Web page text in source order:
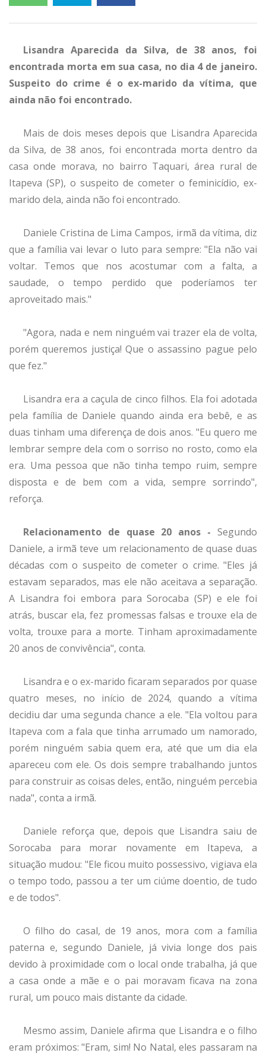
Lisandra Aparecida da Silva, de 38 anos, foi
encontrada morta em sua casa, no dia 4 de janeiro.
Suspeito do crime é o ex-marido da vítima, que
ainda não foi encontrado.
Mais de dois meses depois que Lisandra Aparecida
da Silva, de 38 anos, foi encontrada morta dentro da
casa onde morava, no bairro Taquari, área rural de
Itapeva (SP), o suspeito de cometer o feminicídio, ex-
marido dela, ainda não foi encontrado.
Daniele Cristina de Lima Campos, irmã da vítima, diz
que a família vai levar o luto para sempre: "Ela não vai
voltar. Temos que nos acostumar com a falta, a
saudade, o tempo perdido que poderíamos ter
aproveitado mais."
"Agora, nada e nem ninguém vai trazer ela de volta,
porém queremos justiça! Que o assassino pague pelo
que fez."
Lisandra era a caçula de cinco filhos. Ela foi adotada
pela família de Daniele quando ainda era bebê, e as
duas tinham uma diferença de dois anos. "Eu quero me
lembrar sempre dela com o sorriso no rosto, como ela
era. Uma pessoa que não tinha tempo ruim, sempre
disposta e de bem com a vida, sempre sorrindo",
reforça.
Relacionamento de quase 20 anos - Segundo
Daniele, a irmã teve um relacionamento de quase duas
décadas com o suspeito de cometer o crime. "Eles já
estavam separados, mas ele não aceitava a separação.
A Lisandra foi embora para Sorocaba (SP) e ele foi
atrás, buscar ela, fez promessas falsas e trouxe ela de
volta, trouxe para a morte. Tinham aproximadamente
20 anos de convivência", conta.
Lisandra e o ex-marido ficaram separados por quase
quatro meses, no início de 2024, quando a vítima
decidiu dar uma segunda chance a ele. "Ela voltou para
Itapeva com a fala que tinha arrumado um namorado,
porém ninguém sabia quem era, até que um dia ela
apareceu com ele. Os dois sempre trabalhando juntos
para construir as coisas deles, então, ninguém percebia
nada", conta a irmã.
Daniele reforça que, depois que Lisandra saiu de
Sorocaba para morar novamente em Itapeva, a
situação mudou: "Ele ficou muito possessivo, vigiava ela
o tempo todo, passou a ter um ciúme doentio, de tudo
e de todos".
O filho do casal, de 19 anos, mora com a família
paterna e, segundo Daniele, já vivia longe dos pais
devido à proximidade com o local onde trabalha, já que
a casa onde a mãe e o pai moravam ficava na zona
rural, um pouco mais distante da cidade.
Mesmo assim, Daniele afirma que Lisandra e o filho
eram próximos: "Eram, sim! No Natal, eles passaram na